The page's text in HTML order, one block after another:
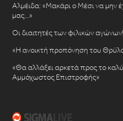
Αλμέιδα: «Μακάρι ο Μέσι να μην
μας…»
Οι διαιτητές των φιλικών αγώνων!
«Η ανοικτή προπόνηση του
«Θα αλλάξει αρκετά προς το
Αμμόχωστος Επιστροφής»